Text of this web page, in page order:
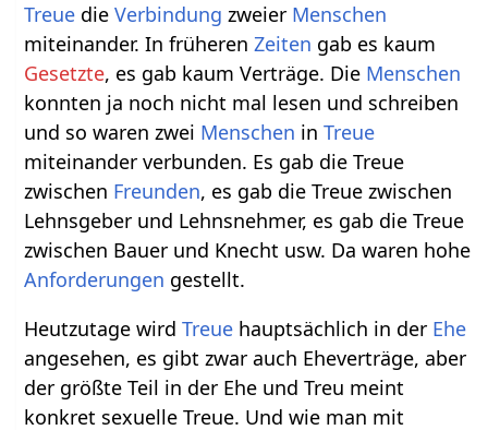
Treue dieVerbindung zweier Menschen
miteinander. In früherenZeiten gab es kaum
Gesetzte, es gab kaum Verträge. Die Menschen
konnten ja noch nicht mal lesen und schreiben
und so waren zwei Menschen inTreue
miteinander verbunden. Es gab die Treue
zwischen Freunden, es gab die Treue zwischen
Lehnsgeber und Lehnsnehmer, es gab die Treue
zwischen Bauer und Knecht usw. Da waren hohe
Anforderungen gestellt.
Heutzutage wirdTreue hauptsächlich in der Ehe
angesehen, es gibt zwar auch Eheverträge, aber
der größte Teil in der Ehe und Treu meint
konkret sexuelle Treue. Und wie man mit